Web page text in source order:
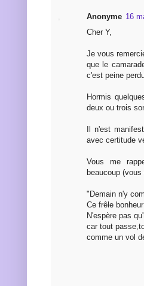
Anonyme 16
Cher Y,
Je vous
que le
c'est peine
Hormis
deux ou trois
Il n'est
avec certitude
Vous me
beaucoup
"Demain n'y
Ce frêle
N'espère pas
car tout
comme un vol